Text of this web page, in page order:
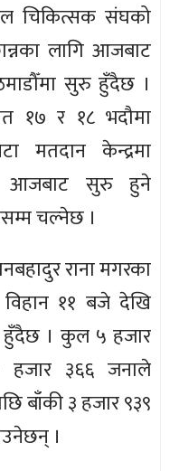
चिकित्सक संघको
लागि आजबाट
सुरु हुँदैछ ।
१७ र १८ भदौमा
मतदान केन्द्रमा
आजबाट सुरु हुने
चल्नेछ ।
राना मगरका
११ बजे देखि
हुँदैछ । कुल ५ हजार
हजार ३६६ जनाले
बाँकी ३ हजार ९३९
।